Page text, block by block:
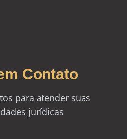
Contato
para atender suas
jurídicas